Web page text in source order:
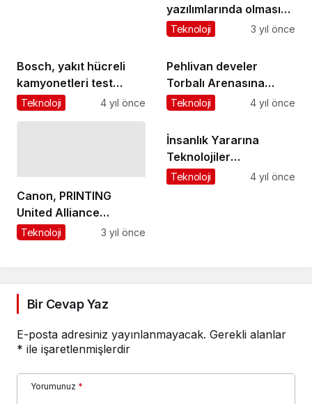
yazılımlarında olması
gereken beş özellik
Teknoloji 3 yıl önce
Bosch, yakıt hücreli
kamyonetleri test
ediyor
Teknoloji 4 yıl önce
Pehlivan develer
Torbalı Arenasına
inecek
Teknoloji 4 yıl önce
Canon, PRINTING
United Alliance
Pinnacle'da 7 ödüle
Teknoloji 3 yıl önce
İnsanlık Yararına
Teknolojiler
TEKNOFEST’te
Teknoloji 4 yıl önce
Bir Cevap Yaz
E-posta adresiniz yayınlanmayacak. Gerekli alanlar
* ile işaretlenmişlerdir
Yorumunuz *